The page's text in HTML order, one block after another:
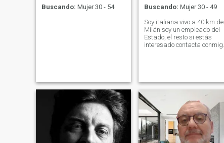
Buscando: Mujer 30 - 54
Buscando: Mujer 30 - 49
Soy italiana vivo a 40 km de
Milán soy un empleado del
Estado, el resto si estás
interesado contacta conmigo
hombre serio de principios!
No soy rico vivo de mi
trabajo, para mí mi mujer
está en primer lugar en la
vida, la pareja es muy
importante, antes de mi
mujer solo hay Dios, amo la
casa, la familia, no bebo no